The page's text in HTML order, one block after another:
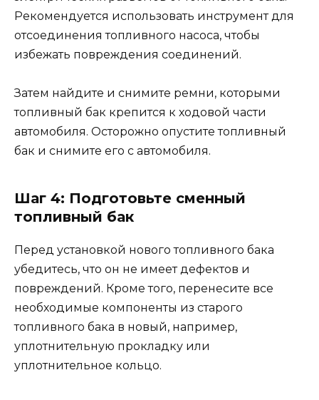
Рекомендуется использовать инструмент для
отсоединения топливного насоса, чтобы
избежать повреждения соединений.
Затем найдите и снимите ремни, которыми
топливный бак крепится к ходовой части
автомобиля. Осторожно опустите топливный
бак и снимите его с автомобиля.
Шаг 4: Подготовьте сменный
топливный бак
Перед установкой нового топливного бака
убедитесь, что он не имеет дефектов и
повреждений. Кроме того, перенесите все
необходимые компоненты из старого
топливного бака в новый, например,
уплотнительную прокладку или
уплотнительное кольцо.